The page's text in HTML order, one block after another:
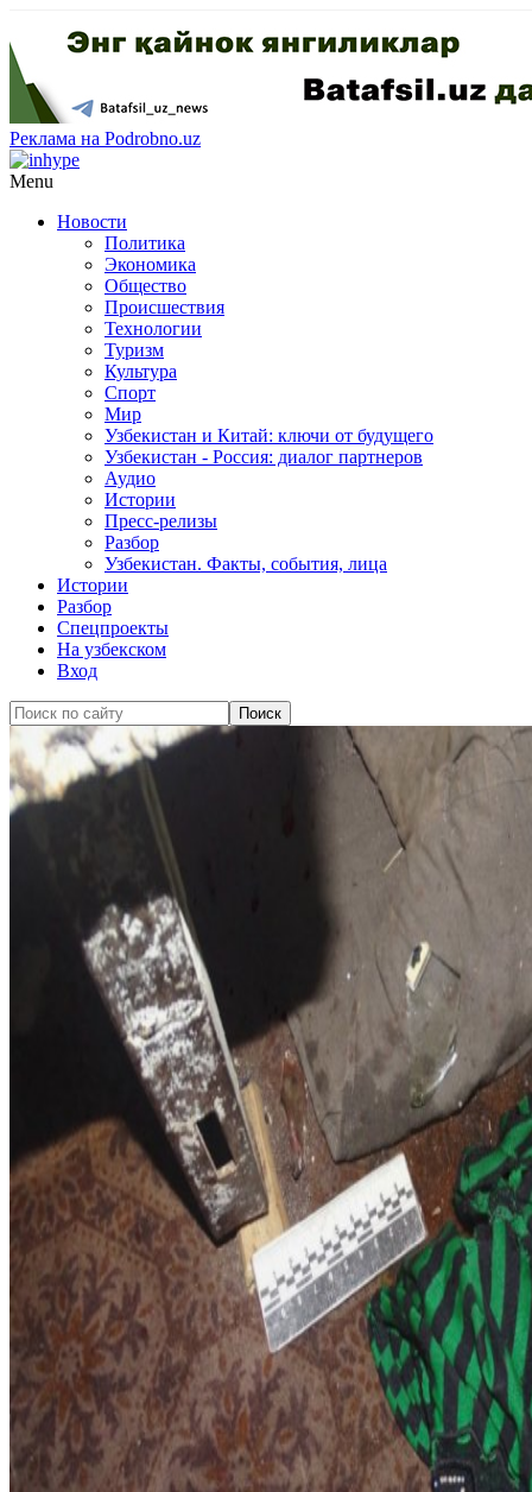
Реклама на Podrobno.uz
Menu
Новости
Политика
Экономика
Общество
Происшествия
Технологии
Туризм
Культура
Спорт
Мир
Узбекистан и Китай: ключи от будущего
Узбекистан - Россия: диалог партнеров
Аудио
Истории
Пресс-релизы
Разбор
Узбекистан. Факты, события, лица
Истории
Разбор
Спецпроекты
На узбекском
Вход